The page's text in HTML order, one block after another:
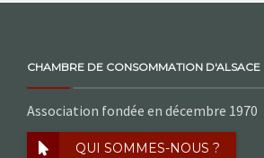
CHAMBRE DE CONSOMMATION D'ALSACE
Association fondée en décembre 1970
QUI SOMMES-NOUS ?